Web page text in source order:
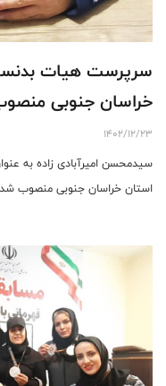
سرپرست هیات
خراسان جنوبی
1402/12/23
سیدمحسن امیرآبادی زاده به
استان خراسان جنوبی منصوب